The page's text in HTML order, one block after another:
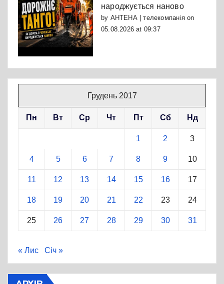
народжується наново
by АНТЕНА | телекомпаніяon
05.08.2026 at 09:37
Грудень 2017
Пн Вт Ср Чт Пт Сб Нд
1 2 3
4 5 6 7 8 9 10
11 12 13 14 15 16 17
18 19 20 21 22 23 24
25 26 27 28 29 30 31
« Лис Січ »